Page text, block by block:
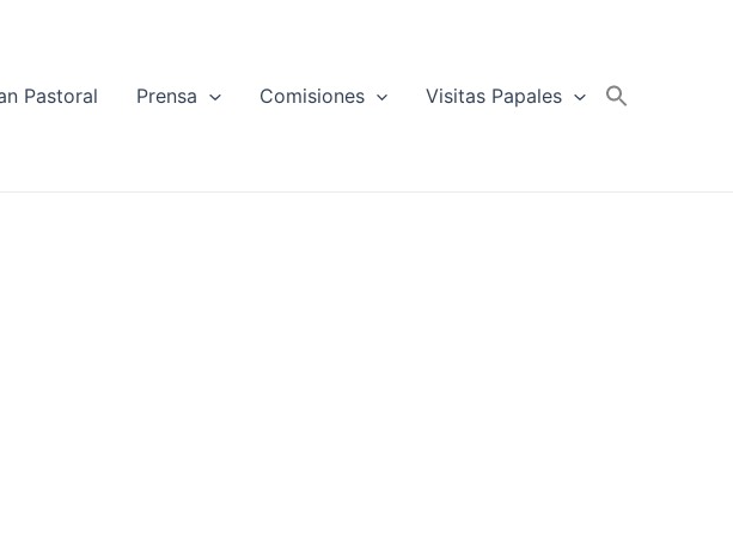
Pastoral Prensa Comisiones Visitas Papales